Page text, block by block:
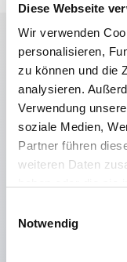
Diese Webseite
Wir verwenden
personalisieren,
zu können und die
analysieren.
Verwendung
soziale Medien,
Partner führen
weiteren Daten
Notwendig
Hauptmerkmale
Anwendbar in
Atmosphären
Bis zu 3